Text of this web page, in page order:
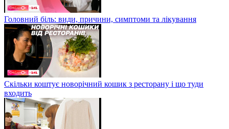
Головний біль: види, причини, симптоми та лікування
Скільки коштує новорічний кошик з ресторану і що туди
входить